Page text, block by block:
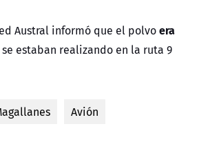
Austral informó que el polvoera
estaban realizando en la ruta 9
Avión